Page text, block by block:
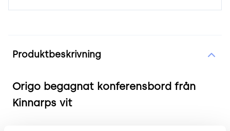
Produktbeskrivning
Origo begagnat konferensbord från
Kinnarps vit